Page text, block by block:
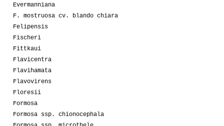
Evermanniana
F. mostruosa cv. blando chiara
Felipensis
Fischeri
Fittkaui
Flavicentra
Flavihamata
Flavovirens
Floresii
Formosa
Formosa ssp. chionocephala